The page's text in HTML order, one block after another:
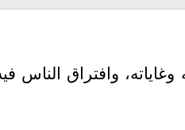
وغاياته، وافتراق